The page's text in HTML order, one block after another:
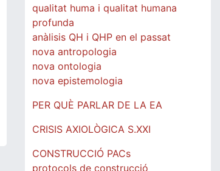
qualitat huma i qualitat humana
profunda
anàlisis QH i QHP en el passat
nova antropologia
nova ontologia
nova epistemologia
PER QUÈ PARLAR DE LA EA
CRISIS AXIOLÒGICA S.XXI
CONSTRUCCIÓ PACs
protocols de construcció